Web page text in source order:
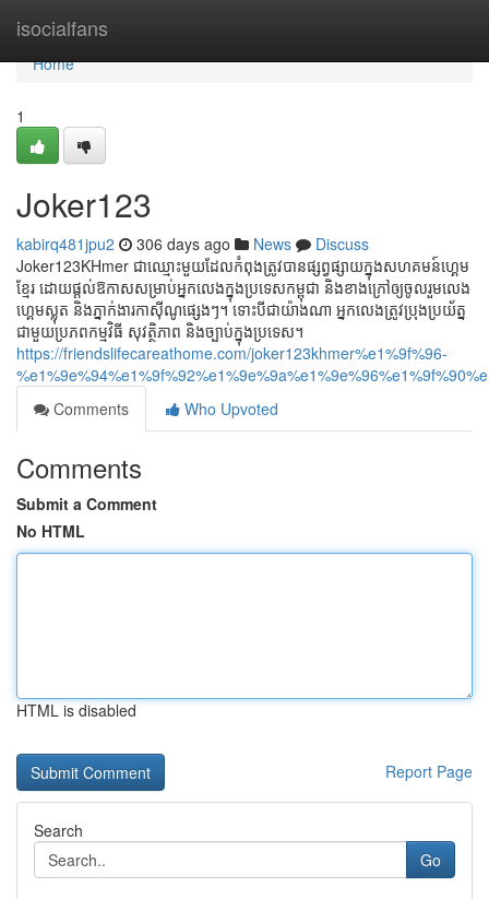
isocialfans
Home
Home
1
Joker123
kabirq481jpu2 306 days ago News
Discuss
Joker123KHmer ជាឈ្មោះមួយដែលកំពុងត្រូវបានផ្សព្វផ្សាយក្នុងសហគមន៍ហ្គេម
ខ្មែរ ដោយផ្ដល់ឱកាសសម្រាប់អ្នកលេងក្នុងប្រទេសកម្ពុជា និងខាងក្រៅឲ្យចូលរួមលេង
ហ្គេមស្លុត និងភ្នាក់ងារកាស៊ីណូផ្សេងៗ។ ទោះបីជាយ៉ាងណា អ្នកលេងត្រូវប្រុងប្រយ័ត្ន
ជាមួយប្រភពកម្មវិធី សុវត្ថិភាព និងច្បាប់ក្នុងប្រទេស។
https://friendslifecareathome.com/joker123khmer%e1%9f%96-
Comments
Who Upvoted
Comments
Submit a Comment
No HTML
HTML is disabled
Report Page
Search
Go